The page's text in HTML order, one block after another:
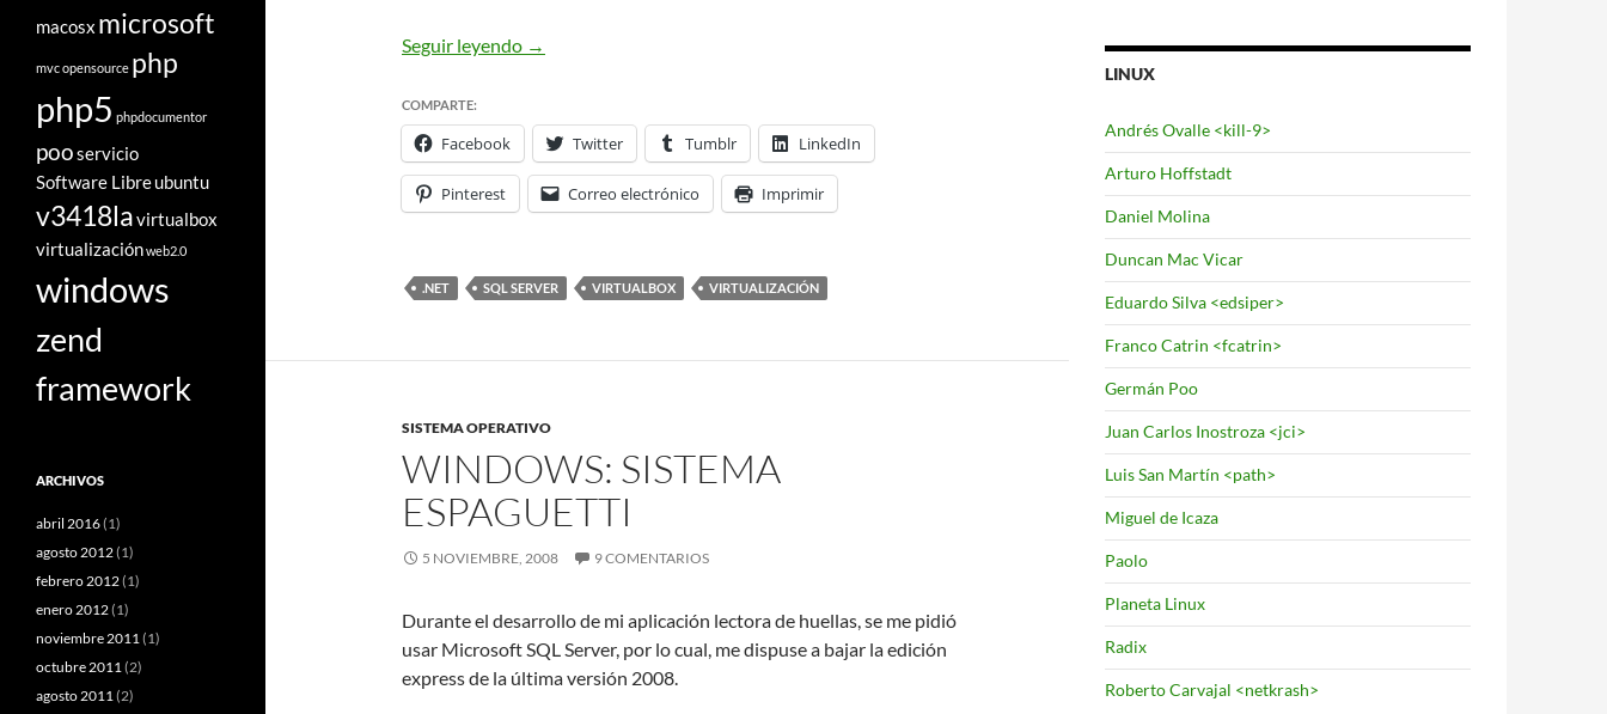
Seguir leyendo VirtualBox! You save my day
→
COMPARTE:
Facebook Twitter Tumblr LinkedIn
Pinterest Correo electrónico Imprimir
.NET SQL SERVER VIRTUALBOX VIRTUALIZACIÓN
SISTEMA OPERATIVO
WINDOWS: SISTEMA
ESPAGUETTI
5 NOVIEMBRE, 2008 9 COMENTARIOS
Durante el desarrollo de mi aplicación lectora de huellas, se me pidió
usar Microsoft SQL Server, por lo cual, me dispuse a bajar la edición
express de la última versión 2008.
LINUX
Andrés Ovalle <kill-9>
Arturo Hoffstadt
Daniel Molina
Duncan Mac Vicar
Eduardo Silva <edsiper>
Franco Catrin <fcatrin>
Germán Poo
Juan Carlos Inostroza <jci>
Luis San Martín <path>
Miguel de Icaza
Paolo
Planeta Linux
Radix
Roberto Carvajal <netkrash>
macosx microsoft
mvcopensource php
php5 phpdocumentor
pooservicio
Software Libreubuntu
v3418lavirtualbox
virtualizaciónweb2.0
windows
zend
framework
ARCHIVOS
abril 2016(1)
agosto 2012(1)
febrero 2012(1)
enero 2012(1)
noviembre 2011(1)
octubre 2011(2)
agosto 2011(2)